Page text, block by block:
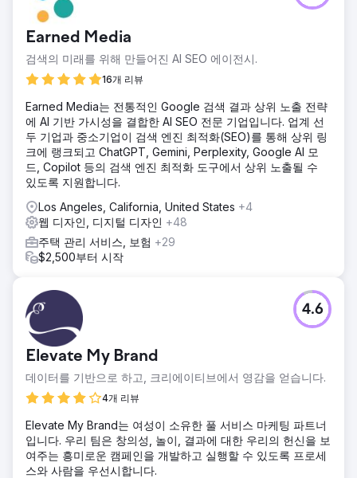
Earned Media
검색의 미래를 위해 만들어진 AI SEO 에이전시.
16개 리뷰
Earned Media는 전통적인 Google 검색 결과 상위 노출 전략
에 AI 기반 가시성을 결합한 AI SEO 전문 기업입니다. 업계 선
두 기업과 중소기업이 검색 엔진 최적화(SEO)를 통해 상위 링
크에 랭크되고 ChatGPT, Gemini, Perplexity, Google AI 모
드, Copilot 등의 검색 엔진 최적화 도구에서 상위 노출될 수
있도록 지원합니다.
Los Angeles, California, United States +4
웹 디자인, 디지털 디자인 +48
주택 관리 서비스, 보험 +29
$2,500부터 시작
Elevate My Brand
데이터를 기반으로 하고, 크리에이티브에서 영감을 얻습니다.
4개 리뷰
4.6
Elevate My Brand는 여성이 소유한 풀 서비스 마케팅 파트너
입니다. 우리 팀은 창의성, 놀이, 결과에 대한 우리의 헌신을 보
여주는 흥미로운 캠페인을 개발하고 실행할 수 있도록 프로세
스와 사람을 우선시합니다.